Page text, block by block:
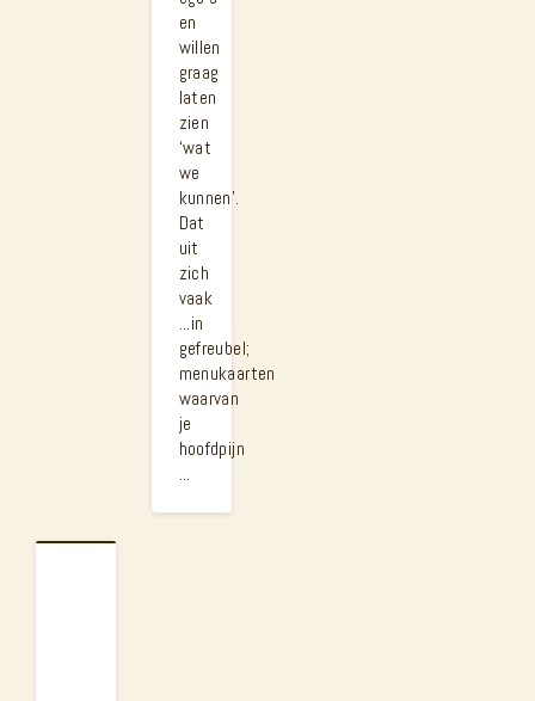
en
willen
graag
laten
zien
‘wat
we
kunnen’.
Dat
uit
zich
vaak
...in
gefreubel;
menukaarten
waarvan
je
hoofdpijn